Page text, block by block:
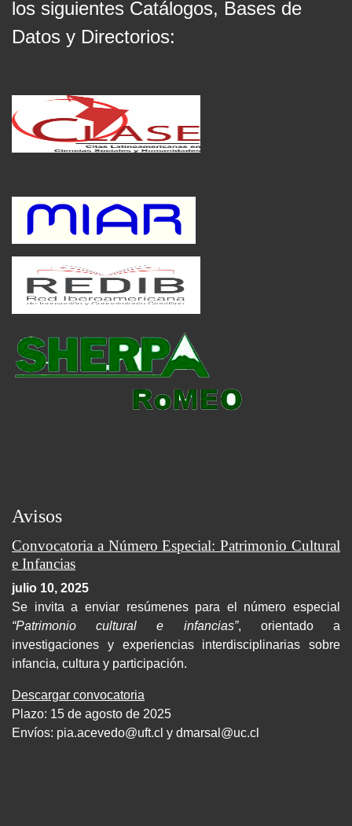
los siguientes Catálogos, Bases de
Datos y Directorios:
Avisos
Convocatoria a Número Especial: Patrimonio Cultural
e Infancias
julio 10, 2025
Se invita a enviar resúmenes para el número especial
“Patrimonio cultural e infancias”, orientado a
investigaciones y experiencias interdisciplinarias sobre
infancia, cultura y participación.
Descargar convocatoria
Plazo: 15 de agosto de 2025
Envíos: pia.acevedo@uft.cl y dmarsal@uc.cl